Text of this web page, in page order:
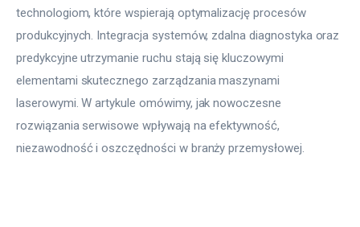
technologiom, które wspierają optymalizację procesów
produkcyjnych. Integracja systemów, zdalna diagnostyka oraz
predykcyjne utrzymanie ruchu stają się kluczowymi
elementami skutecznego zarządzania maszynami
laserowymi. W artykule omówimy, jak nowoczesne
rozwiązania serwisowe wpływają na efektywność,
niezawodność i oszczędności w branży przemysłowej.